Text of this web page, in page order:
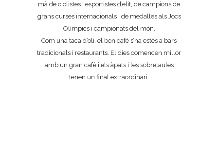
mà de ciclistes i esportistes d’elit, de campions de
grans curses internacionals i de medalles als Jocs
Olímpics i campionats del món.
Com una taca d’oli, el bon cafè s’ha estès a bars
tradicionals i restaurants. El dies comencen millor
amb un gran cafè i els àpats i les sobretaules
tenen un final extraordinari.